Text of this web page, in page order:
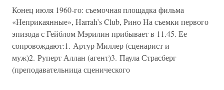
Конец июля 1960-го: съемочная площадка фильма
«Неприкаянные», Harrah’s Club, Рино На съемки первого
эпизода с Гейблом Мэрилин прибывает в 11.45. Ее
сопровождают:1. Артур Миллер (сценарист и
муж)2. Руперт Аллан (агент)3. Паула Страсберг
(преподавательница сценического